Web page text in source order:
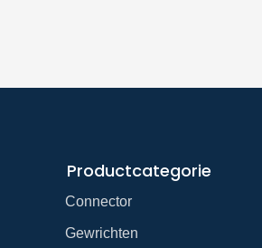
Productcategorie
Connector
Gewrichten